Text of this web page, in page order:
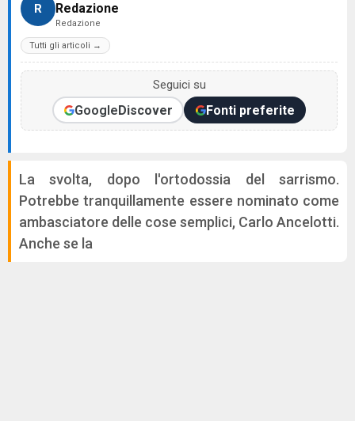
R Redazione
Redazione
Tutti gli articoli →
Seguici su
GoogleDiscover Fonti preferite
La svolta, dopo l'ortodossia del sarrismo.
Potrebbe tranquillamente essere nominato come
ambasciatore delle cose semplici, Carlo Ancelotti.
Anche se la